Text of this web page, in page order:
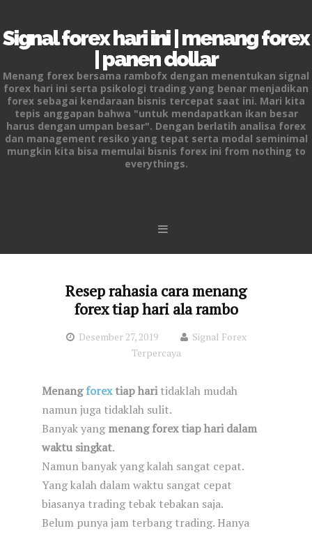
Signal forex hari ini | menang forex
| panen dollar
Menang forex bersama rambofx dengan menentukan signal
forex hari ini serta psikologi trading yang benar menjadikan
forex sebagai kendaraan bisnis tercepat saat ini. Mari kita
tepis anggapan bahwa "untuk mendapatkan ikan besar
harus dengan umpan besar". Dengan berlatih analisa forex
dan management resiko yang tepat serta modal seminimal
mungkin kita bisa memulai bisnis forex ini from nothing to
everythings.
Skip to content
Resep rahasia cara menang
forex tiap hari ala rambo
Desember 27, 2019
Signal Forex
Terpercaya
Menangforextiap haritidaklah mudah
namun juga tidaklah sulit.
Banyak yangmenang forex tiap hari dalam
waktu singkat.
Namun banyak yang kalah sangat cepat.
Yang kalah dalam waktu sangat cepat
biasanya trading tebak tebakan saja.
Belum punya jam terbang trading. Hanya